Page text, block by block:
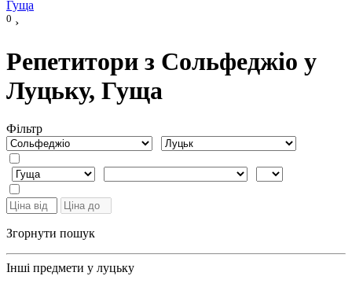
Гуща
0 ›
Репетитори з Сольфеджіо у
Луцьку, Гуща
Фiльтр
Згорнути пошук
Інші предмети у луцьку